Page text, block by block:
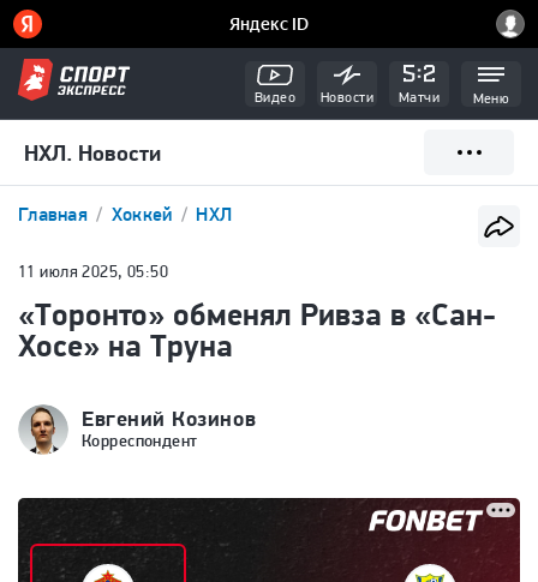
Видео Новости Матчи Меню
НХЛ. Новости
Главная Хоккей НХЛ
11 июля 2025, 05:50
«Торонто» обменял Ривза в «Сан-
Хосе» на Труна
Евгений Козинов
Корреспондент